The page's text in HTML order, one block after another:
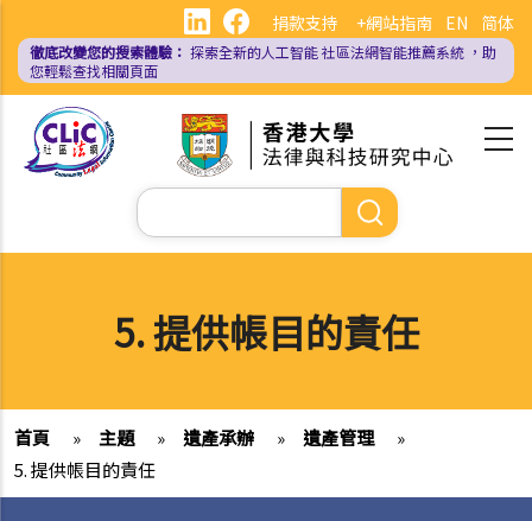
內
EN 简体
捐款支持 +網站指南
徹底改變您的搜索體驗： 探索全新的人工智能社區法網智能推薦系統 ，助
您輕鬆查找相關頁面
Search
5. 提供帳目的責任
首頁 » 主題 » 遺產承辦 » 遺產管理
»
5. 提供帳目的責任